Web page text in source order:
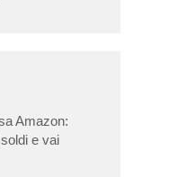
Amazon:
e vai